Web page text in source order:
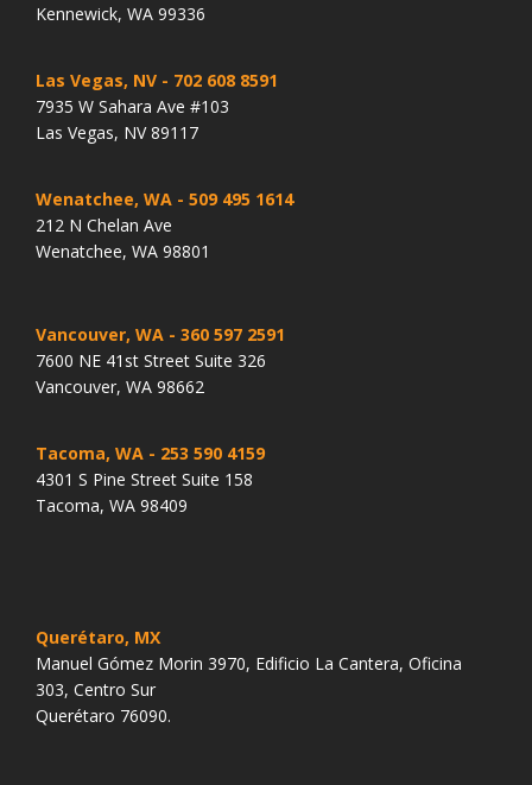
Kennewick, WA 99336
Las Vegas, NV - 702 608 8591
7935 W Sahara Ave #103
Las Vegas, NV 89117
Wenatchee, WA - 509 495 1614
212 N Chelan Ave
Wenatchee, WA 98801
Vancouver, WA - 360 597 2591
7600 NE 41st Street Suite 326
Vancouver, WA 98662
Tacoma, WA - 253 590 4159
4301 S Pine Street Suite 158
Tacoma, WA 98409
Querétaro, MX
Manuel Gómez Morin 3970, Edificio La Cantera, Oficina
303, Centro Sur
Querétaro 76090.